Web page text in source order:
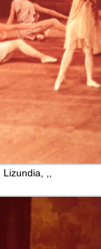
,,